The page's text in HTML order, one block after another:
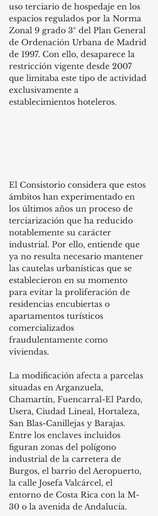
uso terciario de hospedaje en los
espacios regulados por la Norma
Zonal 9 grado 3º del Plan General
de Ordenación Urbana de Madrid
de 1997. Con ello, desaparece la
restricción vigente desde 2007
que limitaba este tipo de actividad
exclusivamente a
establecimientos hoteleros.
El Consistorio considera que estos
ámbitos han experimentado en
los últimos años un proceso de
terciarización que ha reducido
notablemente su carácter
industrial. Por ello, entiende que
ya no resulta necesario mantener
las cautelas urbanísticas que se
establecieron en su momento
para evitar la proliferación de
residencias encubiertas o
apartamentos turísticos
comercializados
fraudulentamente como
viviendas.
La modificación afecta a parcelas
situadas en Arganzuela,
Chamartín, Fuencarral-El Pardo,
Usera, Ciudad Lineal, Hortaleza,
San Blas-Canillejas y Barajas.
Entre los enclaves incluidos
figuran zonas del polígono
industrial de la carretera de
Burgos, el barrio del Aeropuerto,
la calle Josefa Valcárcel, el
entorno de Costa Rica con la M-
30 o la avenida de Andalucía.